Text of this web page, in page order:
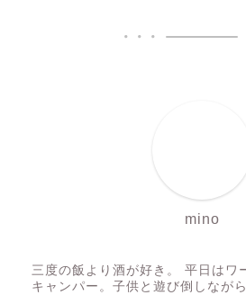
mino
三度の飯より酒が好き。 平日はワ
キャンパー。子供と遊び倒しなが